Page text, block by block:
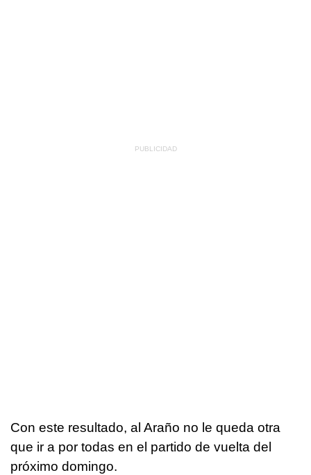
Con este resultado, al Araño no le queda otra
que ir a por todas en el partido de vuelta del
próximo domingo.